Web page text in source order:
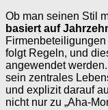
Ob man seinen Stil
basiert auf
folgt Regeln, und
angewendet
sein zentrales
und explizit darauf
nicht nur zu „Aha-